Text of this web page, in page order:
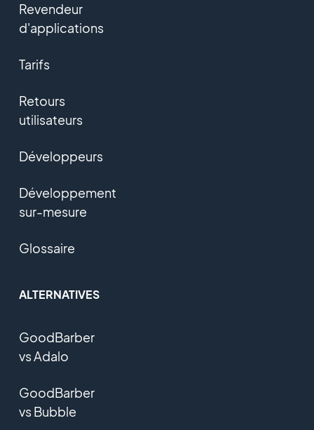
Revendeur
d'applications
Tarifs
Retours
utilisateurs
Développeurs
Développement
sur-mesure
Glossaire
ALTERNATIVES
GoodBarber
vs Adalo
GoodBarber
vs Bubble